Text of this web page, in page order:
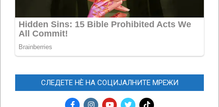
СЛЕДЕТЕ НЀ НА СОЦИЈАЛНИТЕ МРЕЖИ